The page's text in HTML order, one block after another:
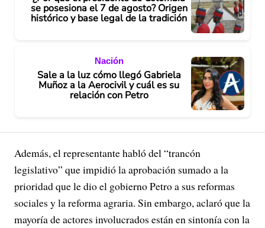
se posesiona el 7 de agosto? Origen
histórico y base legal de la tradición
Nación
Sale a la luz cómo llegó Gabriela
Muñoz a la Aerocivil y cuál es su
relación con Petro
Además, el representante habló del “trancón
legislativo” que impidió la aprobación sumado a la
prioridad que le dio el gobierno Petro a sus reformas
sociales y la reforma agraria. Sin embargo, aclaró que la
mayoría de actores involucrados están en sintonía con la